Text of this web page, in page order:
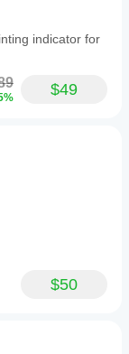
indicator for
$49
$50